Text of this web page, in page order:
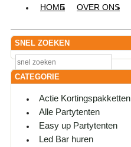
HOME OVER ONS
SNEL ZOEKEN
CATEGORIE
Actie Kortingspakketten
Alle Partytenten
Easy up Partytenten
Led Bar huren